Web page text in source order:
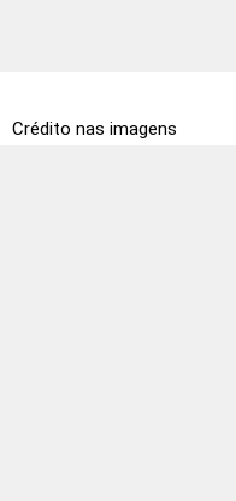
Crédito nas imagens